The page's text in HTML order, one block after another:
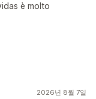
è molto
2026년 8월 7일